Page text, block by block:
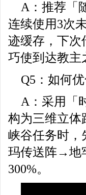
A：推荐「
连续使用3次
迹缓存，下次
巧使到达教主
Q5：如何
A：采用「
构为三维立体
峡谷任务时
玛传送阵→地
300%。